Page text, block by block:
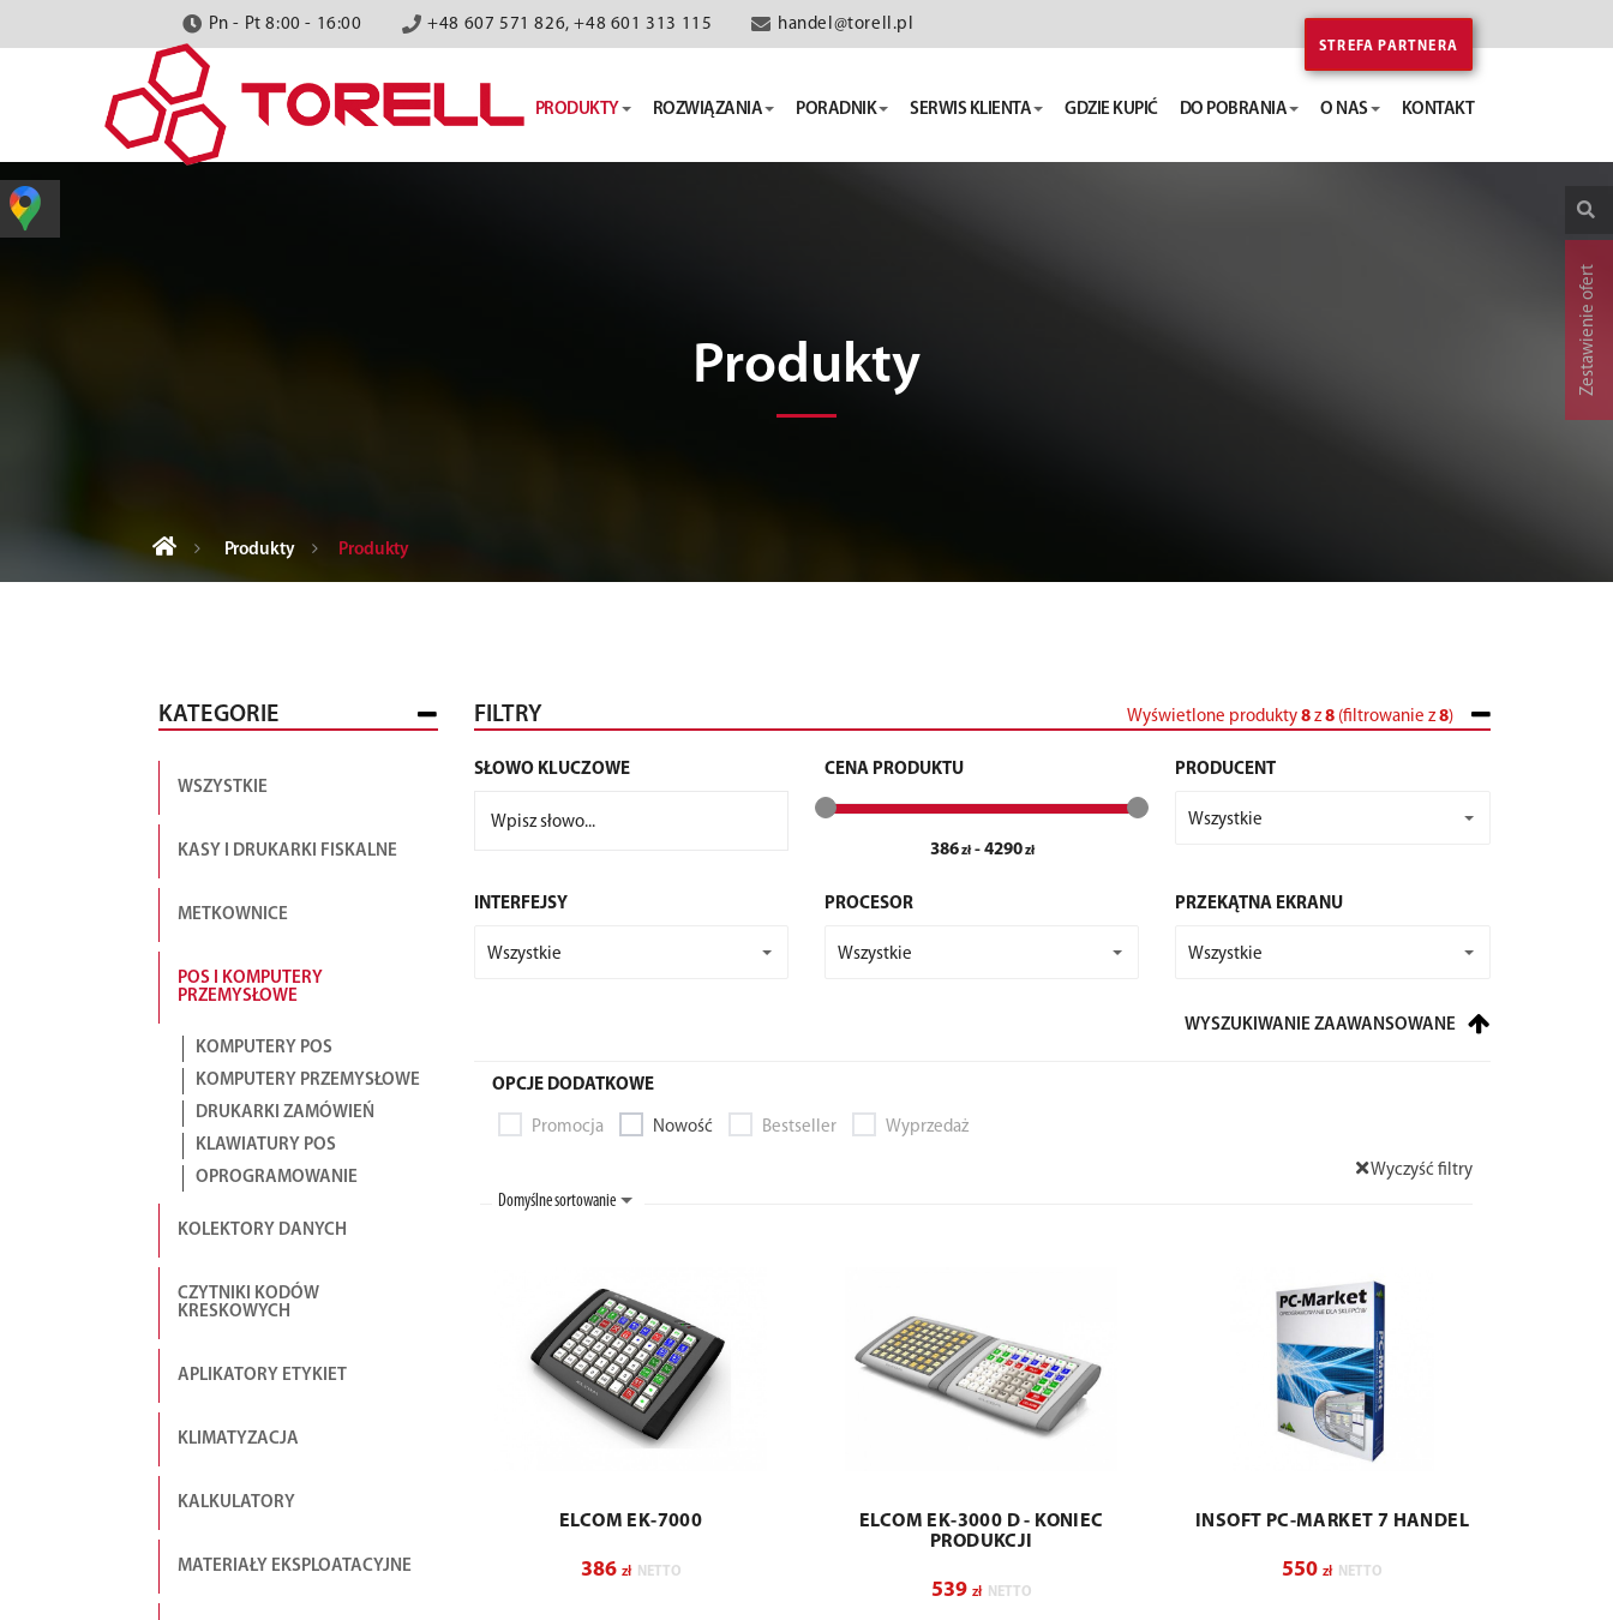
Pn - Pt 8:00 - 16:00 +48 607 571 826, +48 601 313 115 handel@torell.pl
STREFA PARTNERA
PRODUKTY ROZWIĄZANIA PORADNIK SERWIS KLIENTA GDZIE KUPIĆ DO POBRANIA O NAS KONTAKT
Produkty
Produkty Produkty
KATEGORIE
WSZYSTKIE
KASY I DRUKARKI FISKALNE
METKOWNICE
POS I KOMPUTERY
PRZEMYSŁOWE
KOMPUTERY POS
KOMPUTERY PRZEMYSŁOWE
DRUKARKI ZAMÓWIEŃ
KLAWIATURY POS
OPROGRAMOWANIE
KOLEKTORY DANYCH
CZYTNIKI KODÓW
KRESKOWYCH
APLIKATORY ETYKIET
KLIMATYZACJA
KALKULATORY
MATERIAŁY EKSPLOATACYJNE
FILTRY Wyświetlone produkty 8 z8 (filtrowanie z8)
SŁOWO KLUCZOWE CENA PRODUKTU
386 - 4290
PRODUCENT
Wszystkie
INTERFEJSY
Wszystkie
PROCESOR
Wszystkie
PRZEKĄTNA EKRANU
Wszystkie
WYSZUKIWANIE ZAAWANSOWANE
OPCJE DODATKOWE
Promocja Nowość Bestseller Wyprzedaż
Wyczyść filtry
Domyślne sortowanie
ELCOM EK-7000
386 zł NETTO
ELCOM EK-3000 D - KONIEC
PRODUKCJI
539 zł NETTO
INSOFT PC-MARKET 7 HANDEL
550 zł NETTO
Zestawienie ofert